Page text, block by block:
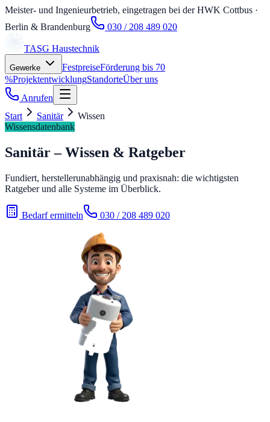
Meister- und Ingenieurbetrieb, eingetragen bei der HWK Cottbus ·
Berlin & Brandenburg
030 / 208 489 020
TASG Haustechnik
Gewerke FestpreiseFörderung bis 70
%ProjektentwicklungStandorteÜber uns
Anrufen
Start
Sanitär
Wissen
Wissensdatenbank
Sanitär – Wissen & Ratgeber
Fundiert, herstellerunabhängig und praxisnah: die wichtigsten
Ratgeber und alle Systeme im Überblick.
Bedarf ermitteln 030 / 208 489 020